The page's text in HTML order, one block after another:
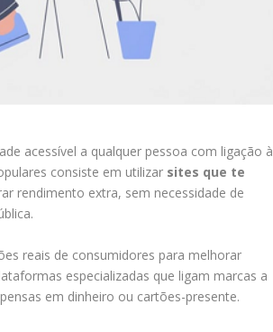
acessível a qualquer pessoa com ligação à
consiste em utilizar sites que te
rendimento extra, sem necessidade de
reais de consumidores para melhorar
especializadas que ligam marcas a
em dinheiro ou cartões-presente.